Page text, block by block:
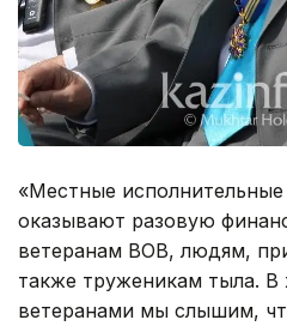
«Местные
оказывают разовую
ветеранам ВОВ, людям,
также труженикам тыла. В
ветеранами мы слышим,